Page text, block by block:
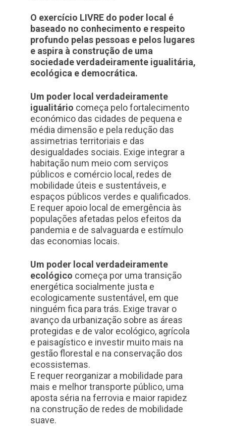
O exercício LIVRE do poder local é
baseado no conhecimento e respeito
profundo pelas pessoas e pelos lugares
e aspira à construção de uma
sociedade verdadeiramente igualitária,
ecológica e democrática.
Um poder local verdadeiramente
igualitário começa pelo fortalecimento
económico das cidades de pequena e
média dimensão e pela redução das
assimetrias territoriais e das
desigualdades sociais. Exige integrar a
habitação num meio com serviços
públicos e comércio local, redes de
mobilidade úteis e sustentáveis, e
espaços públicos verdes e qualificados.
E requer apoio local de emergência às
populações afetadas pelos efeitos da
pandemia e de salvaguarda e estímulo
das economias locais.
Um poder local verdadeiramente
ecológico começa por uma transição
energética socialmente justa e
ecologicamente sustentável, em que
ninguém fica para trás. Exige travar o
avanço da urbanização sobre as áreas
protegidas e de valor ecológico, agrícola
e paisagístico e investir muito mais na
gestão florestal e na conservação dos
ecossistemas.
E requer reorganizar a mobilidade para
mais e melhor transporte público, uma
aposta séria na ferrovia e maior rapidez
na construção de redes de mobilidade
suave.